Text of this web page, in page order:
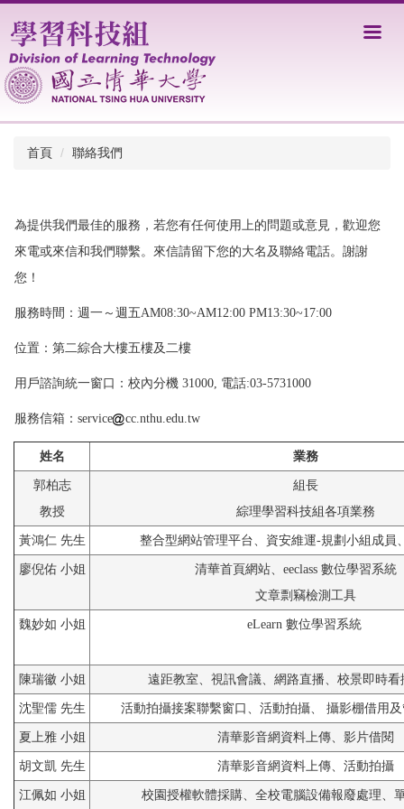
到
主
要
內
容
區
首頁
聯絡我們
為提供我們最佳的服務，若您有任何使用上的問題或意見，歡迎您
來電或來信和我們聯繫。來信請留下您的大名及聯絡電話。謝謝
您！
服務時間：週一～週五AM08:30~AM12:00 PM13:30~17:00
位置：第二綜合大樓五樓及二樓
用戶諮詢統一窗口：校內分機 31000, 電話:03-5731000
服務信箱：service cc.nthu.edu.tw
姓名 業務
郭柏志
教授
組長
綜理學習科技組各項業務
黃鴻仁 先生 整合型網站管理平台、資安維運-規劃小組成員
廖倪佑 小姐
清華首頁網站、eeclass 數位學習系統
文章剽竊檢測工具
魏妙如 小姐 eLearn 數位學習系統
陳瑞徽 小姐 遠距教室、視訊會議、網路直播、校景即時看
沈聖儒 先生 活動拍攝接案聯繫窗口、活動拍攝、 攝影棚借用
夏上雅 小姐 清華影音網資料上傳、影片借閱
胡文凱 先生 清華影音網資料上傳、活動拍攝
江佩如 小姐 校園授權軟體採購、全校電腦設備報廢處理、